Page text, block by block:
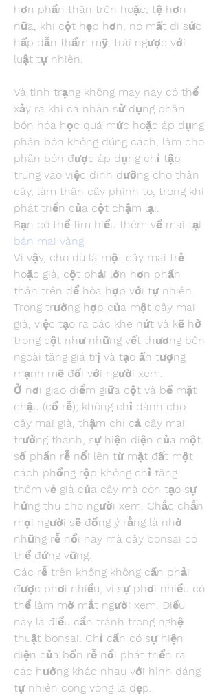
hơn phần thân trên hoặc, tệ hơn
nữa, khi cột hẹp hơn, nó mất đi sức
hấp dẫn thẩm mỹ, trái ngược với
luật tự nhiên.
Và tình trạng không may này có thể
xảy ra khi cá nhân sử dụng phân
bón hóa học quá mức hoặc áp dụng
phân bón không đúng cách, làm cho
phân bón được áp dụng chỉ tập
trung vào việc dinh dưỡng cho thân
cây, làm thân cây phình to, trong khi
phát triển của cột chậm lại.
bán mai vàng
Vì vậy, cho dù là một cây mai trẻ
hoặc già, cột phải lớn hơn phần
thân trên để hòa hợp với tự nhiên.
Trong trường hợp của một cây mai
già, việc tạo ra các khe nứt và kẽ hở
trong cột như những vết thương bên
ngoài tăng giá trị và tạo ấn tượng
mạnh mẽ đối với người xem.
Ở nơi giao điểm giữa cột và bề mặt
chậu (cổ rễ); không chỉ dành cho
cây mai già, thậm chí cả cây mai
trưởng thành, sự hiện diện của một
số phần rễ nổi lên từ mặt đất một
cách phồng rộp không chỉ tăng
thêm vẻ già của cây mà còn tạo sự
hứng thú cho người xem. Chắc chắn
mọi người sẽ đồng ý rằng là nhờ
những rễ nổi này mà cây bonsai có
thể đứng vững.
Các rễ trên không không cần phải
được phơi nhiều, vì sự phơi nhiều có
thể làm mờ mắt người xem. Điều
này là điều cần tránh trong nghệ
thuật bonsai. Chỉ cần có sự hiện
diện của bốn rễ nổi phát triển ra
các hướng khác nhau với hình dáng
tự nhiên cong vòng là đẹp.